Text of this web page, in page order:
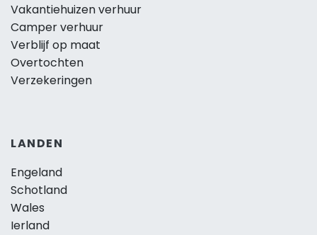
Vakantiehuizen verhuur
Camper verhuur
Verblijf op maat
Overtochten
Verzekeringen
LANDEN
Engeland
Schotland
Wales
Ierland